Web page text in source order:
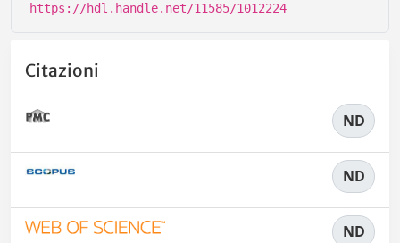
https://hdl.handle.net/11585/1012224
Citazioni
ND
ND
ND